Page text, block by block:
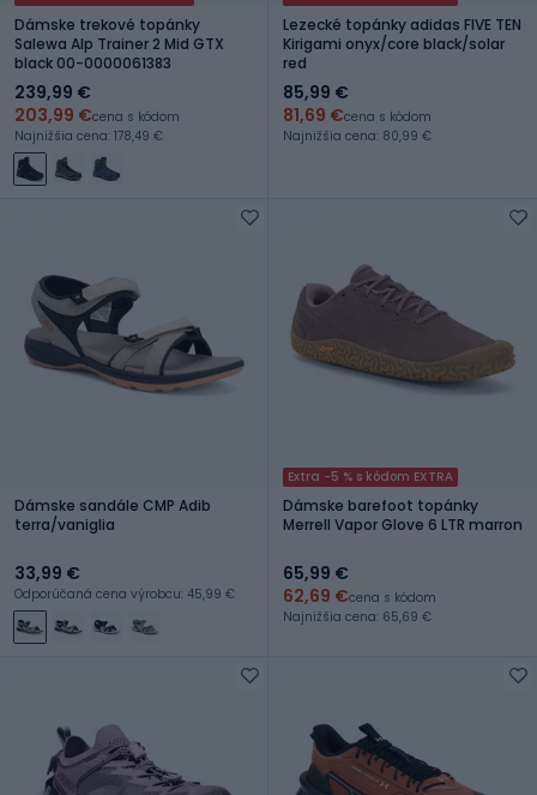
Dámske trekové topánky
Salewa Alp Trainer 2 Mid GTX
black 00-0000061383
239,99 €
203,99 €cena s kódom
Najnižšia cena: 178,49 €
Lezecké topánky adidas FIVE TEN
Kirigami onyx/core black/solar
red
85,99 €
81,69 €cena s kódom
Najnižšia cena: 80,99 €
Dámske sandále CMP Adib
terra/vaniglia
33,99 €
Odporúčaná cena výrobcu: 45,99 €
Extra -5 % s kódom EXTRA
Dámske barefoot topánky
Merrell Vapor Glove 6 LTR marron
65,99 €
62,69 €cena s kódom
Najnižšia cena: 65,69 €